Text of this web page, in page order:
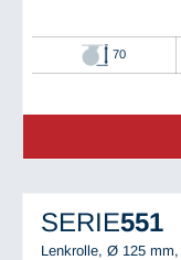
70
SERIE551
Lenkrolle, Ø 125 mm,